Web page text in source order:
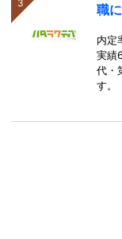
職
内定
実績
代・
す。